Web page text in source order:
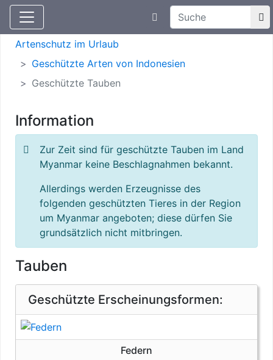
Aktuelle Meldungen
Suchtexteingabe
Artenschutz
Artenschutz im Urlaub
Geschützte Arten von Indonesien
Geschützte Tauben
Information
Zur Zeit sind für geschützte Tauben im Land
Myanmar keine Beschlagnahmen bekannt.
Allerdings werden Erzeugnisse des
folgenden geschützten Tieres in der Region
um Myanmar angeboten; diese dürfen Sie
grundsätzlich nicht mitbringen.
Tauben
Geschützte Erscheinungsformen:
Federn